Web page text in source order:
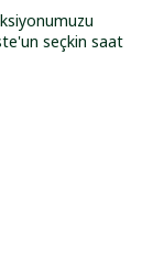
seçkin saat